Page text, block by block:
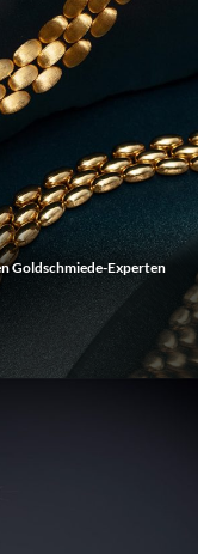
Goldschmiede-Experten